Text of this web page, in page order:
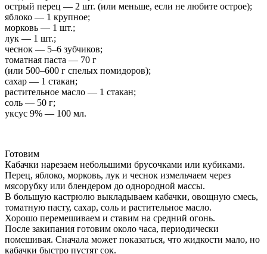
острый перец — 2 шт. (или меньше, если не любите острое);
яблоко — 1 крупное;
морковь — 1 шт.;
лук — 1 шт.;
чеснок — 5–6 зубчиков;
томатная паста — 70 г
(или 500–600 г спелых помидоров);
сахар — 1 стакан;
растительное масло — 1 стакан;
соль — 50 г;
уксус 9% — 100 мл.
Готовим
Кабачки нарезаем небольшими брусочками или кубиками.
Перец, яблоко, морковь, лук и чеснок измельчаем через
мясорубку или блендером до однородной массы.
В большую кастрюлю выкладываем кабачки, овощную смесь,
томатную пасту, сахар, соль и растительное масло.
Хорошо перемешиваем и ставим на средний огонь.
После закипания готовим около часа, периодически
помешивая. Сначала может показаться, что жидкости мало, но
кабачки быстро пустят сок.